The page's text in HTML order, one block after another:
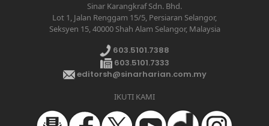
Sinar Karangkraf Sdn. Bhd.
Lot 1, Jalan Renggam 15/5, Persiaran Selangor,
Seksyen 15, 40000 Shah Alam Selangor, Malaysia
603.5101.7388
603.5101.7333
editorsh@sinarharian.com.my
IKUTI KAMI